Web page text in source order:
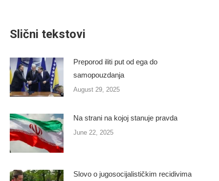
Slični tekstovi
Preporod iliti put od ega do
samopouzdanja
August 29, 2025
Na strani na kojoj stanuje pravda
June 22, 2025
Slovo o jugosocijalističkim recidivima